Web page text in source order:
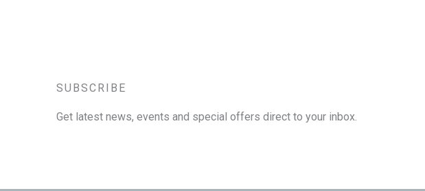
SUBSCRIBE
Get latest news, events and special offers direct to your inbox.